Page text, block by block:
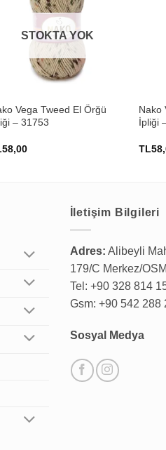
STOKTA YOK
Vega Tweed El Örğü
– 31753
58,00
Nako
İpliği
TL
İletişim Bilgileri
Adres: Alibeyli
179/C Merkez/
Tel: +90 328 814
Gsm: +90 542 288
Sosyal Medya